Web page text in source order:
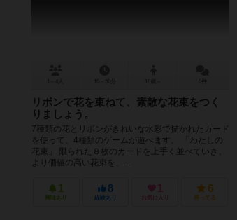
リボンで花を束ねて、素敵な花束をつく
りましょう。
7種類の花とリボンがきれいな水彩で描かれたカード
を使って、4種類のゲームが遊べます。 「わたしの
花束」 限られた８枚のカードを上手く並べていき、
より価値の高い花束を、...
1
興味あり
8
経験あり
1
お気に入り
6
持ってる